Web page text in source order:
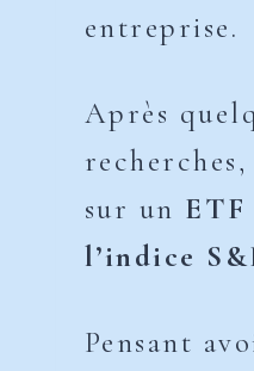
entreprise.
Après
sur un
l’indice
Pensant